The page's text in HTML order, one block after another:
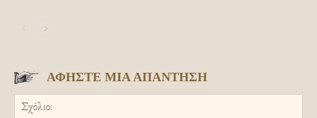
ΑΦΗΣΤΕ ΜΙΑ ΑΠΑΝΤΗΣΗ